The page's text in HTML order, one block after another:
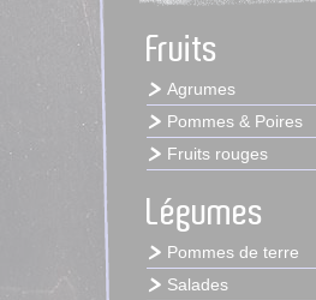
Fruits
Agrumes
Pommes & Poires
Fruits rouges
Légumes
Pommes de terre
Salades